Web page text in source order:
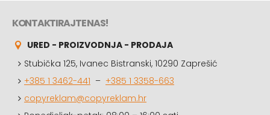
KONTAKTIRAJTE NAS!
URED - PROIZVODNJA - PRODAJA
Stubička 125, Ivanec Bistranski, 10290 Zaprešić
+385 1 3462-441 – +385 1 3358-663
copyreklam@copyreklam.hr